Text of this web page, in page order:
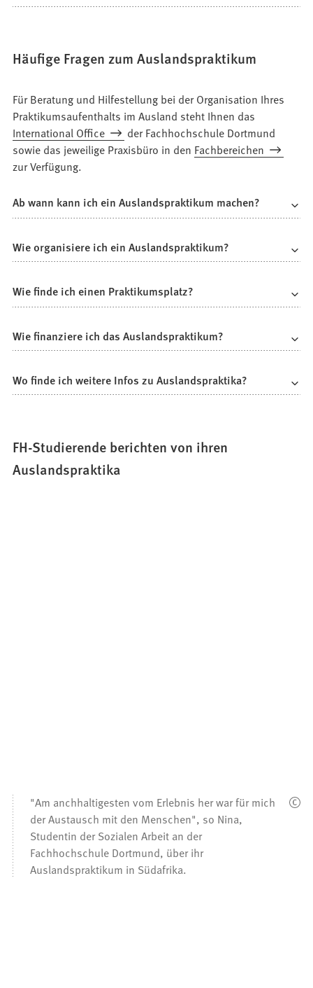
Häufige Fragen zum Auslandspraktikum
Für Beratung und Hilfestellung bei der Organisation Ihres
Praktikumsaufenthalts im Ausland steht Ihnen das
International Office
der Fachhochschule Dortmund
sowie das jeweilige Praxisbüro in den Fachbereichen
zur Verfügung.
Ab wann kann ich ein Auslandspraktikum machen?
Wie organisiere ich ein Auslandspraktikum?
Wie finde ich einen Praktikumsplatz?
Wie finanziere ich das Auslandspraktikum?
Wo finde ich weitere Infos zu Auslandspraktika?
FH-Studierende berichten von ihren
Auslandspraktika
"Am anchhaltigesten vom Erlebnis her war für mich
der Austausch mit den Menschen", so Nina,
Studentin der Sozialen Arbeit an der
Fachhochschule Dortmund, über ihr
Auslandspraktikum in Südafrika.